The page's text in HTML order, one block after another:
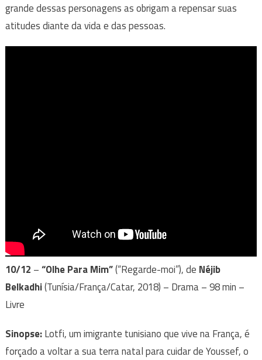
grande dessas personagens as obrigam a repensar suas
atitudes diante da vida e das pessoas.
10/12 –“Olhe Para Mim”(“Regarde-moi”), de Néjib
Belkadhi(Tunísia/França/Catar, 2018) – Drama – 98 min –
Livre
Sinopse:Lotfi, um imigrante tunisiano que vive na França, é
forçado a voltar a sua terra natal para cuidar de Youssef, o